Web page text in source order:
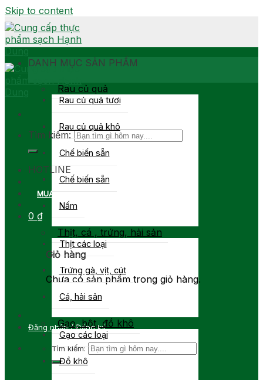
Skip to content
Tìm kiếm:
HOTLINE
MUA SỈ
0 ₫
Giỏ hàng
Chưa có sản phẩm trong giỏ hàng.
Đăng nhập / Đăng ký
Tìm kiếm:
DANH MỤC SẢN PHẨM
Rau củ quả
Rau củ quả tươi
Rau củ quả khô
Chế biến sẵn
Chế biến sẵn
Nấm
Thịt, cá , trứng, hải sản
Thịt các loại
Trứng gà, vịt, cút
Cá, hải sản
Gạo, bột, đồ khô
Gạo các loại
Đồ khô